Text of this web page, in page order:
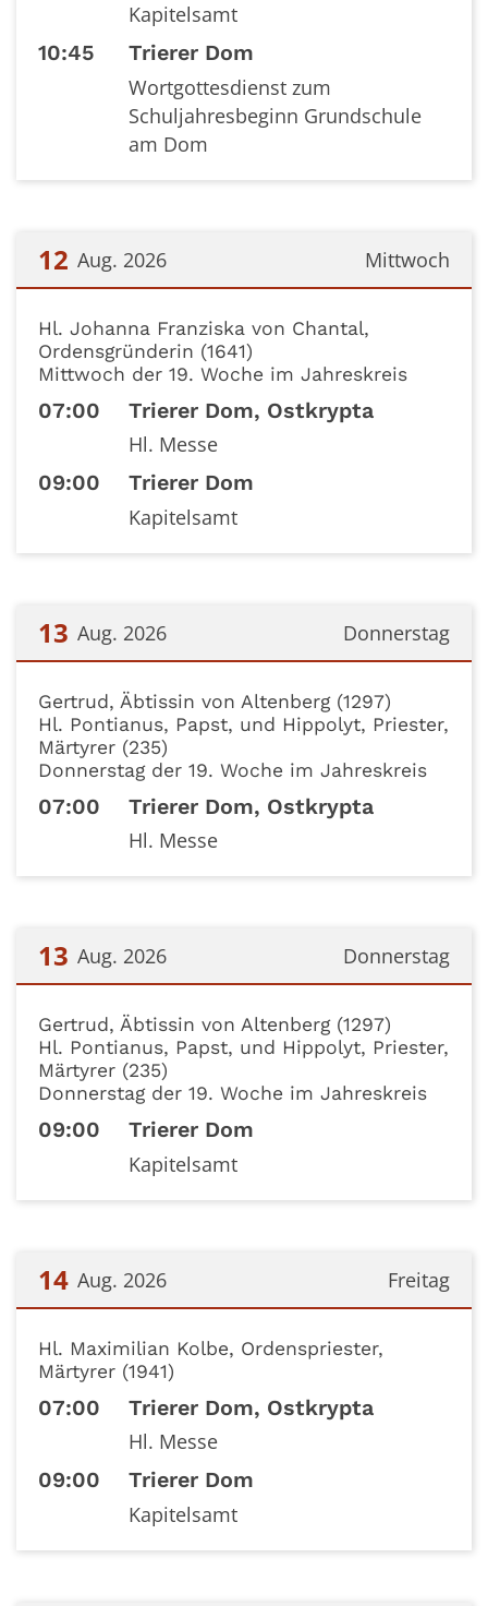
Kapitelsamt
10:45 Trierer Dom
Wortgottesdienst zum
Schuljahresbeginn Grundschule
am Dom
Mittwoch
12 Aug. 2026
Hl. Johanna Franziska von Chantal,
Ordensgründerin (1641)
Mittwoch der 19. Woche im Jahreskreis
07:00 Trierer Dom, Ostkrypta
Hl. Messe
09:00 Trierer Dom
Kapitelsamt
Donnerstag
13 Aug. 2026
Gertrud, Äbtissin von Altenberg (1297)
Hl. Pontianus, Papst, und Hippolyt, Priester,
Märtyrer (235)
Donnerstag der 19. Woche im Jahreskreis
07:00 Trierer Dom, Ostkrypta
Hl. Messe
Donnerstag
13 Aug. 2026
Gertrud, Äbtissin von Altenberg (1297)
Hl. Pontianus, Papst, und Hippolyt, Priester,
Märtyrer (235)
Donnerstag der 19. Woche im Jahreskreis
09:00 Trierer Dom
Kapitelsamt
Freitag
14 Aug. 2026
Hl. Maximilian Kolbe, Ordenspriester,
Märtyrer (1941)
07:00 Trierer Dom, Ostkrypta
Hl. Messe
09:00 Trierer Dom
Kapitelsamt